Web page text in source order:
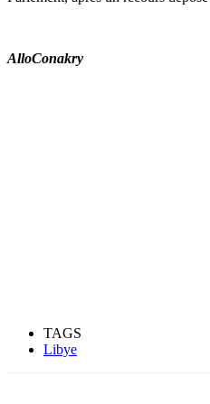
AlloConakry
TAGS
Libye